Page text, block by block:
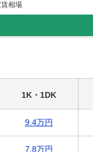
相場
1K・1DK
9.4万円
7.8万円